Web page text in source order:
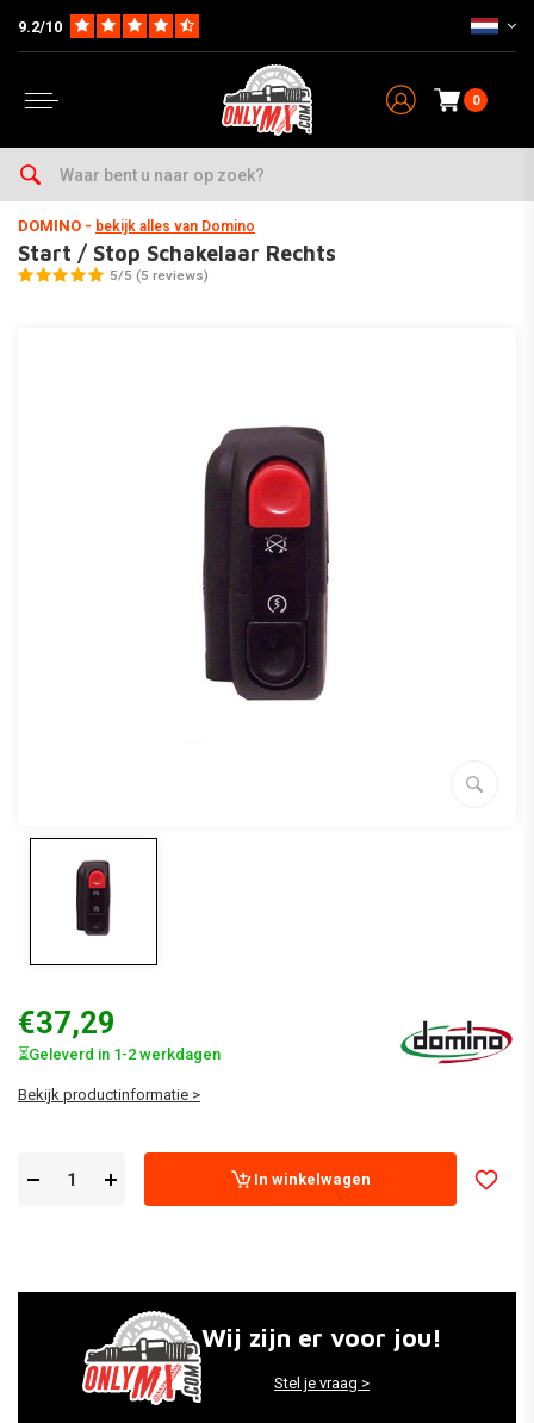
9.2/10
0
Home Schakelaar
DOMINO - bekijk alles van Domino
Start / Stop Schakelaar Rechts
5/5 (5 reviews)
€37,29
⏳Geleverd in 1-2 werkdagen
Bekijk productinformatie >
In winkelwagen
Wij zijn er voor jou!
Stel je vraag >